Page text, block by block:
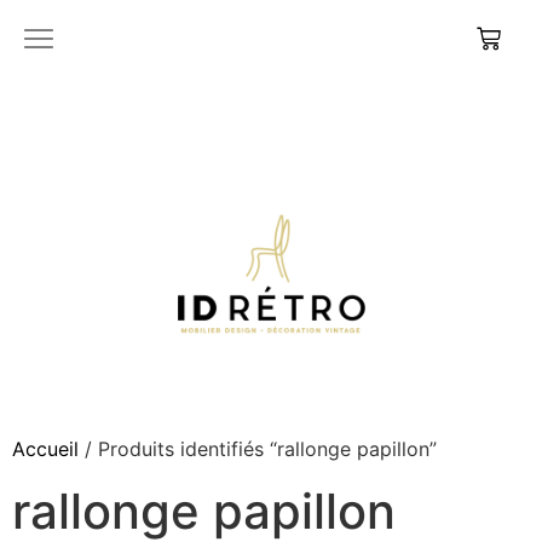
Accueil / Produits identifiés “rallonge papillon”
rallonge papillon